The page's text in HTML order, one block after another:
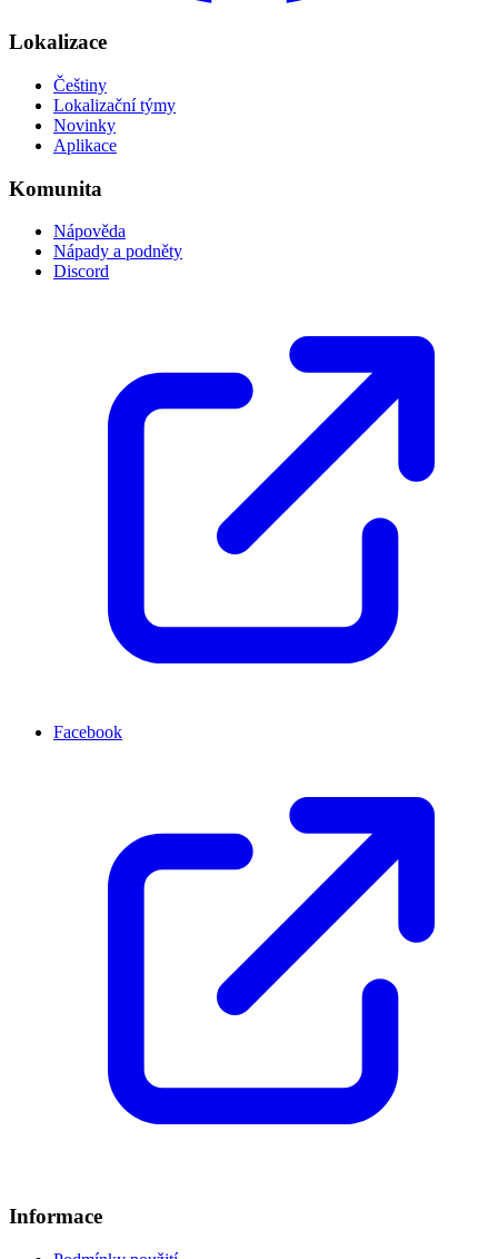
Lokalizace
Češtiny
Lokalizační týmy
Novinky
Aplikace
Komunita
Nápověda
Nápady a podněty
Discord
Facebook
Informace